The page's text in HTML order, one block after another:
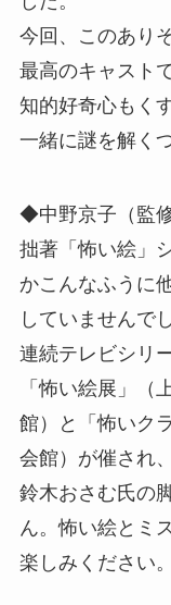
今回、このあり
最高のキャスト
知的好奇心もく
一緒に謎を解く
◆中野京子（監修
拙著「怖い絵」
かこんなふうに
していませんで
連続テレビシリ
「怖い絵展」（
館）と「怖いク
会館）が催され
鈴木おさむ氏の
ん。怖い絵とミ
楽しみください。